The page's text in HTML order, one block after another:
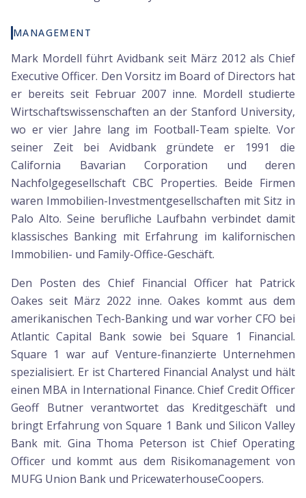
MANAGEMENT
Mark Mordell führt Avidbank seit März 2012 als Chief
Executive Officer. Den Vorsitz im Board of Directors hat
er bereits seit Februar 2007 inne. Mordell studierte
Wirtschaftswissenschaften an der Stanford University,
wo er vier Jahre lang im Football-Team spielte. Vor
seiner Zeit bei Avidbank gründete er 1991 die
California Bavarian Corporation und deren
Nachfolgegesellschaft CBC Properties. Beide Firmen
waren Immobilien-Investmentgesellschaften mit Sitz in
Palo Alto. Seine berufliche Laufbahn verbindet damit
klassisches Banking mit Erfahrung im kalifornischen
Immobilien- und Family-Office-Geschäft.
Den Posten des Chief Financial Officer hat Patrick
Oakes seit März 2022 inne. Oakes kommt aus dem
amerikanischen Tech-Banking und war vorher CFO bei
Atlantic Capital Bank sowie bei Square 1 Financial.
Square 1 war auf Venture-finanzierte Unternehmen
spezialisiert. Er ist Chartered Financial Analyst und hält
einen MBA in International Finance. Chief Credit Officer
Geoff Butner verantwortet das Kreditgeschäft und
bringt Erfahrung von Square 1 Bank und Silicon Valley
Bank mit. Gina Thoma Peterson ist Chief Operating
Officer und kommt aus dem Risikomanagement von
MUFG Union Bank und PricewaterhouseCoopers.